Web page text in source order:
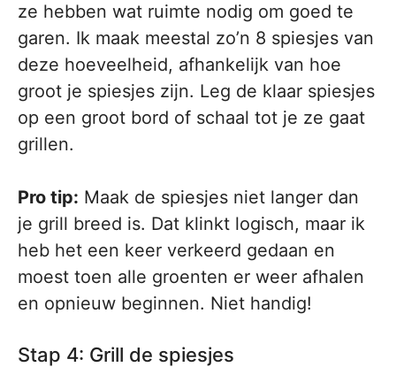
ze hebben wat ruimte nodig om goed te
garen. Ik maak meestal zo’n 8 spiesjes van
deze hoeveelheid, afhankelijk van hoe
groot je spiesjes zijn. Leg de klaar spiesjes
op een groot bord of schaal tot je ze gaat
grillen.
Pro tip: Maak de spiesjes niet langer dan
je grill breed is. Dat klinkt logisch, maar ik
heb het een keer verkeerd gedaan en
moest toen alle groenten er weer afhalen
en opnieuw beginnen. Niet handig!
Stap 4: Grill de spiesjes